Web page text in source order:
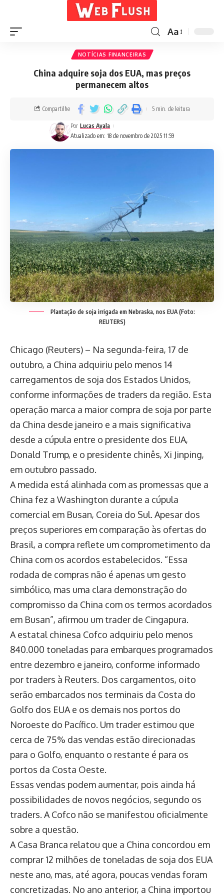
Aa
NOTÍCIAS FINANCEIRAS
China adquire soja dos EUA, mas preços
permanecem altos
Atualizado em: 18 de novembro de 2025 11:59
Por Lucas Ayala
Compartilhe 5 min. de leitura
Plantação de soja irrigada em Nebraska, nos EUA (Foto:
REUTERS)
Chicago (Reuters) – Na segunda-feira, 17 de
outubro, a China adquiriu pelo menos 14
carregamentos de soja dos Estados Unidos,
conforme informações de traders da região. Esta
operação marca a maior compra de soja por parte
da China desde janeiro e a mais significativa
desde a cúpula entre o presidente dos EUA,
Donald Trump, e o presidente chinês, Xi Jinping,
em outubro passado.
A medida está alinhada com as promessas que a
China fez a Washington durante a cúpula
comercial em Busan, Coreia do Sul. Apesar dos
preços superiores em comparação às ofertas do
Brasil, a compra reflete um comprometimento da
China com os acordos estabelecidos. “Essa
rodada de compras não é apenas um gesto
simbólico, mas uma clara demonstração do
compromisso da China com os termos acordados
em Busan”, afirmou um trader de Cingapura.
A estatal chinesa Cofco adquiriu pelo menos
840.000 toneladas para embarques programados
entre dezembro e janeiro, conforme informado
por traders à Reuters. Dos cargamentos, oito
serão embarcados nos terminais da Costa do
Golfo dos EUA e os demais nos portos do
Noroeste do Pacífico. Um trader estimou que
cerca de 75% das vendas estão direcionadas
para o Golfo, enquanto o restante é para os
portos da Costa Oeste.
Essas vendas podem aumentar, pois ainda há
possibilidades de novos negócios, segundo os
traders. A Cofco não se manifestou oficialmente
sobre a questão.
A Casa Branca relatou que a China concordou em
comprar 12 milhões de toneladas de soja dos EUA
neste ano, mas, até agora, poucas vendas foram
concretizadas. No ano anterior, a China importou